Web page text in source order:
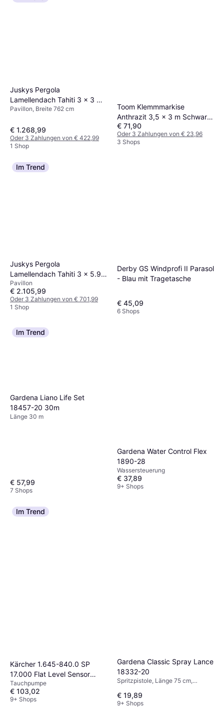
Juskys Pergola
Lamellendach Tahiti 3 x 3 m
Anthrazit
Pavillon, Breite 762 cm
€ 1.268,99
Oder 3 Zahlungen von € 422,99
1 Shop
Toom Klemmmarkise
Anthrazit 3,5 x 3 m Schwarz
Grau
€ 71,90
Oder 3 Zahlungen von € 23,96
3 Shops
Im Trend
Juskys Pergola
Lamellendach Tahiti 3 x 5.9
m Anthrazit
Pavillon
€ 2.105,99
Oder 3 Zahlungen von € 701,99
1 Shop
Derby GS Windprofi II Parasol
- Blau mit Tragetasche
€ 45,09
6 Shops
Im Trend
Gardena Liano Life Set
18457-20 30m
Länge 30 m
€ 57,99
7 Shops
Gardena Water Control Flex
1890-28
Wassersteuerung
€ 37,89
9+ Shops
Im Trend
Kärcher 1.645-840.0 SP
17.000 Flat Level Sensor
Tauchpumpe Gelb
Tauchpumpe
€ 103,02
9+ Shops
Gardena Classic Spray Lance
18332-20
Spritzpistole, Länge 75 cm,
€ 19,89
9+ Shops